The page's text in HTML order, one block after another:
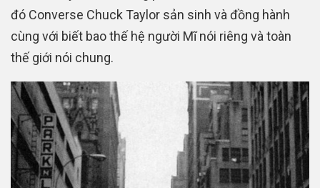
đó Converse Chuck Taylor sản sinh và đồng hành
cùng với biết bao thế hệ người Mĩ nói riêng và toàn
thế giới nói chung.